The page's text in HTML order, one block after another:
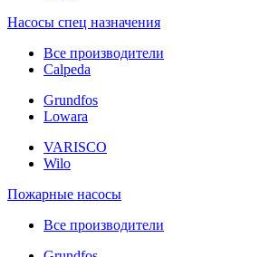
Насосы спец назначения
Все производители
Calpeda
Grundfos
Lowara
VARISCO
Wilo
Пожарные насосы
Все производители